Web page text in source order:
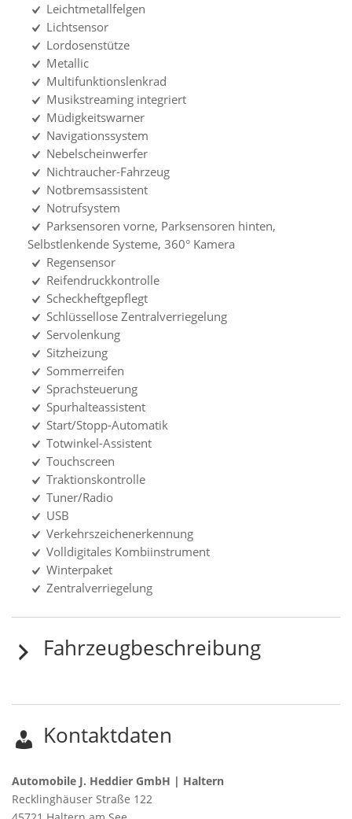
Leichtmetallfelgen
Lichtsensor
Lordosenstütze
Metallic
Multifunktionslenkrad
Musikstreaming integriert
Müdigkeitswarner
Navigationssystem
Nebelscheinwerfer
Nichtraucher-Fahrzeug
Notbremsassistent
Notrufsystem
Parksensoren vorne, Parksensoren hinten,
Selbstlenkende Systeme, 360° Kamera
Regensensor
Reifendruckkontrolle
Scheckheftgepflegt
Schlüssellose Zentralverriegelung
Servolenkung
Sitzheizung
Sommerreifen
Sprachsteuerung
Spurhalteassistent
Start/Stopp-Automatik
Totwinkel-Assistent
Touchscreen
Traktionskontrolle
Tuner/Radio
USB
Verkehrszeichenerkennung
Volldigitales Kombiinstrument
Winterpaket
Zentralverriegelung
Fahrzeugbeschreibung
Kontaktdaten
Automobile J. Heddier GmbH | Haltern
Recklinghäuser Straße 122